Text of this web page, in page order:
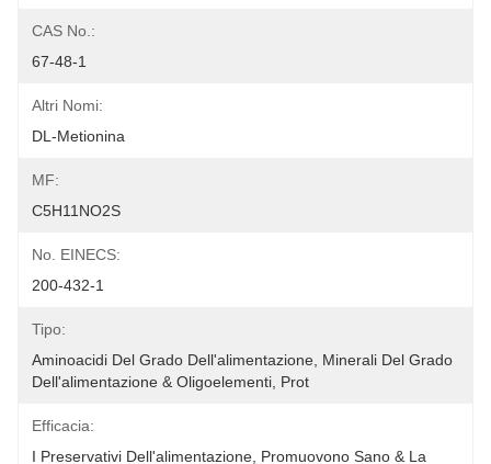
CAS No.:
67-48-1
Altri Nomi:
DL-Metionina
MF:
C5H11NO2S
No. EINECS:
200-432-1
Tipo:
Aminoacidi Del Grado Dell'alimentazione, Minerali Del Grado
Dell'alimentazione & Oligoelementi, Prot
Efficacia:
I Preservativi Dell'alimentazione, Promuovono Sano & La